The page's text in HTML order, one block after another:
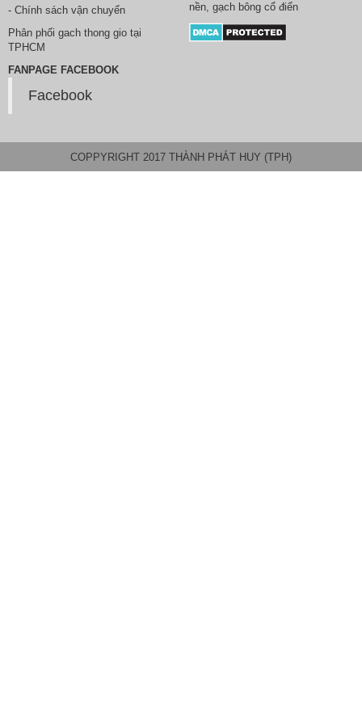
- Chính sách vận chuyển
Phân phối gach thong gio tại
TPHCM
nền, gạch bông cổ điển
FANPAGE FACEBOOK
Facebook
COPPYRIGHT 2017 THÀNH PHÁT HUY (TPH)